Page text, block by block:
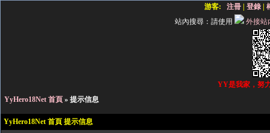
游客: 注冊 登錄
站內搜尋： 請使用 外接站
YY是我家，努
YyHero18Net 首頁» 提示信息
YyHero18Net 首頁 提示信息